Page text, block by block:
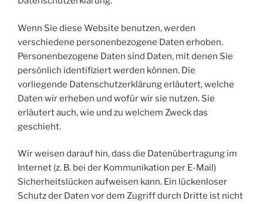
Wenn Sie diese Website benutzen, werden
verschiedene personenbezogene Daten erhoben.
Personenbezogene Daten sind Daten, mit denen Sie
persönlich identifiziert werden können. Die
vorliegende Datenschutzerklärung erläutert, welche
Daten wir erheben und wofür wir sie nutzen. Sie
erläutert auch, wie und zu welchem Zweck das
geschieht.
Wir weisen darauf hin, dass die Datenübertragung im
Internet (z. B. bei der Kommunikation per E-Mail)
Sicherheitslücken aufweisen kann. Ein lückenloser
Schutz der Daten vor dem Zugriff durch Dritte ist nicht